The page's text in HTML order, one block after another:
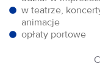
w teatrze,
animacje
opłaty portowe